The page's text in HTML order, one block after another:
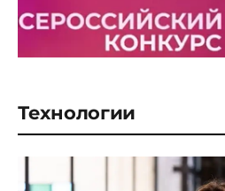
Технологии